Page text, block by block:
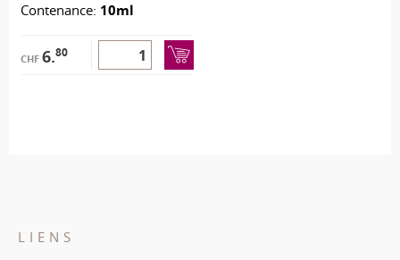
Contenance: 10ml
CHF 6.80
LIENS